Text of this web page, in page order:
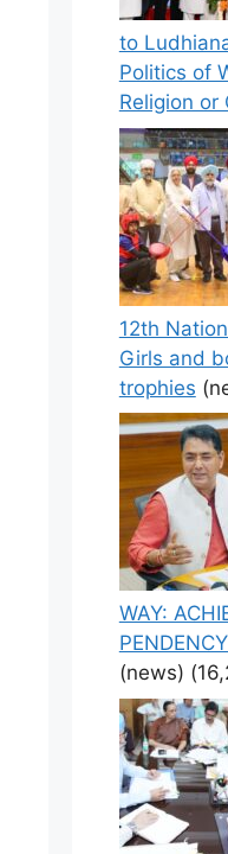
to
Politics of
Religion or
12th
Girls and
trophies
WAY:
(news)